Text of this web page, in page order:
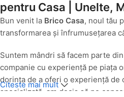
pentru Casa | Unelte,
Bun venit la Brico Casa, noul tău
transformarea și înfrumusețarea
Suntem mândri să facem parte din
companie cu experiență pe piața
dorința de a oferi o experiență de
specializată, am decis să ne
Citeste mai mult